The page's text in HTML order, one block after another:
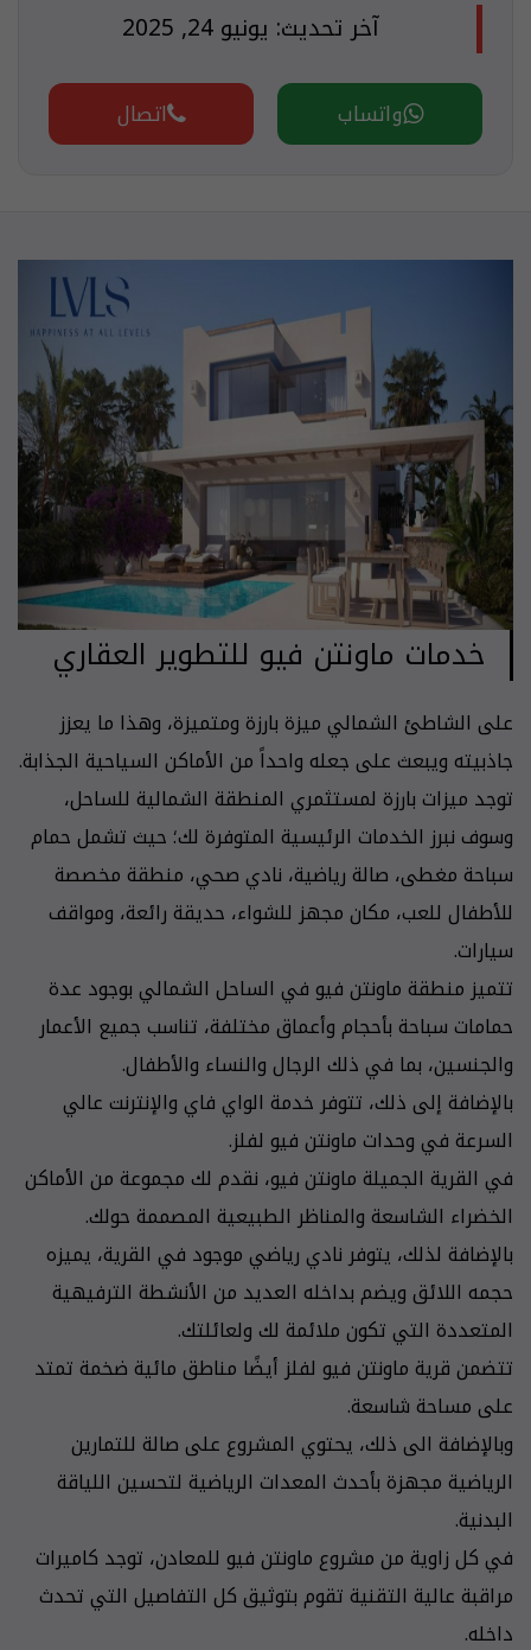
آخر تحديث: يونيو 24, 2025
واتساب اتصال
خدمات ماونتن فيو للتطوير العقاري
على الشاطئ الشمالي ميزة بارزة ومتميزة، وهذا ما يعزز
جاذبيته ويبعث على جعله واحداً من الأماكن السياحية الجذابة.
توجد ميزات بارزة لمستثمري المنطقة الشمالية للساحل،
وسوف نبرز الخدمات الرئيسية المتوفرة لك؛ حيث تشمل حمام
سباحة مغطى، صالة رياضية، نادي صحي، منطقة مخصصة
للأطفال للعب، مكان مجهز للشواء، حديقة رائعة، ومواقف
سيارات.
تتميز منطقة ماونتن فيو في الساحل الشمالي بوجود عدة
حمامات سباحة بأحجام وأعماق مختلفة، تناسب جميع الأعمار
والجنسين، بما في ذلك الرجال والنساء والأطفال.
بالإضافة إلى ذلك، تتوفر خدمة الواي فاي والإنترنت عالي
السرعة في وحدات ماونتن فيو لفلز.
في القرية الجميلة ماونتن فيو، نقدم لك مجموعة من الأماكن
الخضراء الشاسعة والمناظر الطبيعية المصممة حولك.
بالإضافة لذلك، يتوفر نادي رياضي موجود في القرية، يميزه
حجمه اللائق ويضم بداخله العديد من الأنشطة الترفيهية
المتعددة التي تكون ملائمة لك ولعائلتك.
تتضمن قرية ماونتن فيو لفلز أيضًا مناطق مائية ضخمة تمتد
على مساحة شاسعة.
وبالإضافة الى ذلك، يحتوي المشروع على صالة للتمارين
الرياضية مجهزة بأحدث المعدات الرياضية لتحسين اللياقة
البدنية.
في كل زاوية من مشروع ماونتن فيو للمعادن، توجد كاميرات
مراقبة عالية التقنية تقوم بتوثيق كل التفاصيل التي تحدث
داخله.